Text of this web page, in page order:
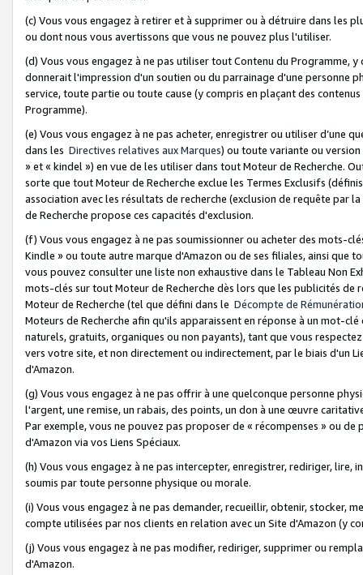
(c) Vous vous engagez à retirer et à supprimer ou à détruire dans les
ou dont nous vous avertissons que vous ne pouvez plus l'utiliser.
(d) Vous vous engagez à ne pas utiliser tout Contenu du Programme,
donnerait l'impression d'un soutien ou du parrainage d'une personne
service, toute partie ou toute cause (y compris en plaçant des
Programme).
(e) Vous vous engagez à ne pas acheter, enregistrer ou utiliser d’une
dans les Directives relatives aux Marques) ou toute variante ou
» et « kindel ») en vue de les utiliser dans tout Moteur de Recherche.
sorte que tout Moteur de Recherche exclue les Termes Exclusifs
association avec les résultats de recherche (exclusion de requête
de Recherche propose ces capacités d'exclusion.
(f) Vous vous engagez à ne pas soumissionner ou acheter des mots-
Kindle » ou toute autre marque d'Amazon ou de ses filiales, ainsi que
vous pouvez consulter une liste non exhaustive dans le Tableau Non
mots-clés sur tout Moteur de Recherche dès lors que les publicités de
Moteur de Recherche (tel que défini dans le Décompte de
Moteurs de Recherche afin qu'ils apparaissent en réponse à un mot-
naturels, gratuits, organiques ou non payants), tant que vous
vers votre site, et non directement ou indirectement, par le biais d'un
d'Amazon.
(g) Vous vous engagez à ne pas offrir à une quelconque personne
l'argent, une remise, un rabais, des points, un don à une œuvre
Par exemple, vous ne pouvez pas proposer de « récompenses » ou
d'Amazon via vos Liens Spéciaux.
(h) Vous vous engagez à ne pas intercepter, enregistrer, rediriger,
soumis par toute personne physique ou morale.
(i) Vous vous engagez à ne pas demander, recueillir, obtenir, stocker,
compte utilisées par nos clients en relation avec un Site d'Amazon (y
(j) Vous vous engagez à ne pas modifier, rediriger, supprimer ou
d'Amazon.